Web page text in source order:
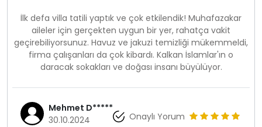
İlk defa villa tatili yaptık ve çok etkilendik! Muhafazakar
aileler için gerçekten uygun bir yer, rahatça vakit
geçirebiliyorsunuz. Havuz ve jakuzi temizliği mükemmeldi,
firma çalışanları da çok kibardı. Kalkan İslamlar'ın o
daracak sokakları ve doğası insanı büyülüyor.
Mehmet D*****
30.10.2024
Onaylı Yorum